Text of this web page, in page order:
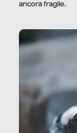
ancora fragile.